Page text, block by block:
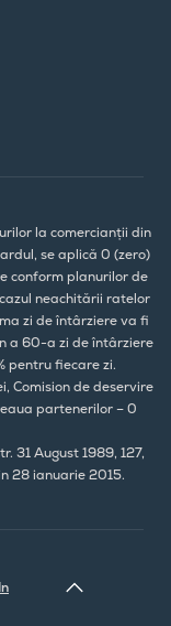
la comercianții din
se aplică 0 (zero)
conform planurilor de
neachitării ratelor
zi de întârziere va fi
a 60-a zi de întârziere
pentru fiecare zi.
Comision de deservire
partenerilor – 0
31 August 1989, 127,
28 ianuarie 2015.